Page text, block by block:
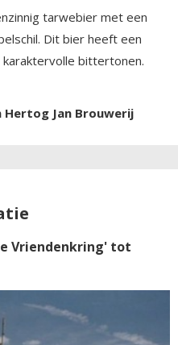
tarwebier met een
Dit bier heeft een
bittertonen.
Jan Brouwerij
Vriendenkring' tot